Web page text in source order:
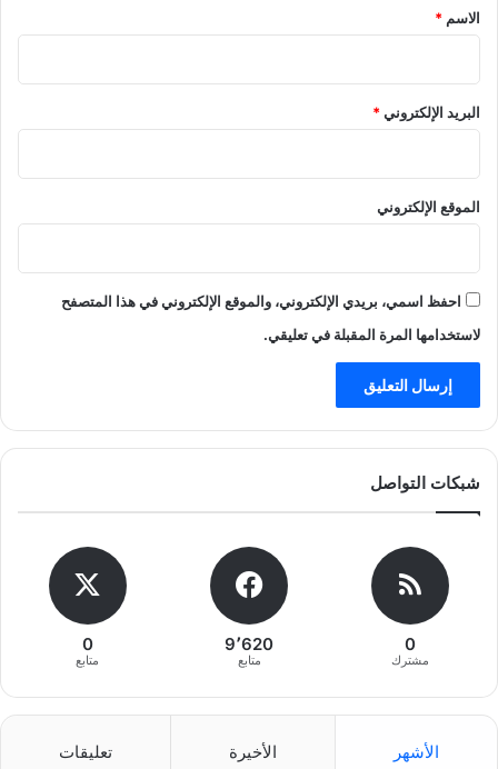
*
الاسم *
البريد الإلكتروني*
الموقع الإلكتروني
احفظ اسمي، بريدي الإلكتروني، والموقع الإلكتروني في هذا المتصفح
لاستخدامها المرة المقبلة في تعليقي.
شبكات التواصل
0
مشترك
9٬620
متابع
0
متابع
الأشهر الأخيرة تعليقات